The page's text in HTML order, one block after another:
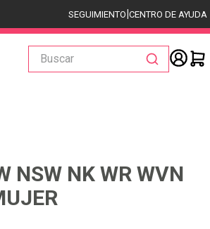
SEGUIMIENTO|CENTRO DE AYUDA
Buscar
NSW NK WR WVN